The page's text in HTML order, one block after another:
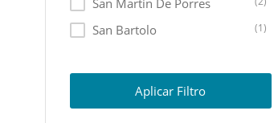
San Martin De Porres
San Bartolo (1)
San Juan De Lurigancho (1)
Aplicar Filtro